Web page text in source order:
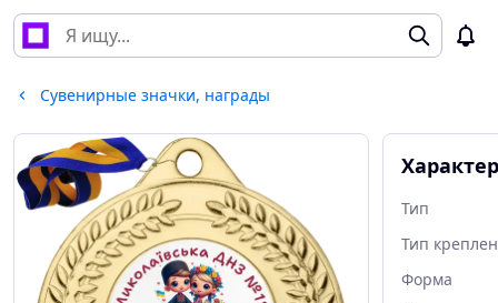
Сувенирные значки, награды
Тип
Тип
Форма